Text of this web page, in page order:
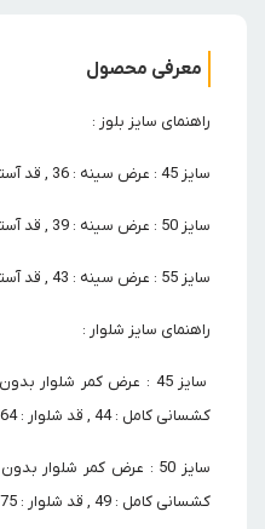
معرفی محصول
راهنمای سایز بلوز :
سایز 45 : عرض سینه : 36 , قد آستین از سرشانه : 45 , قد بلوز : 44
سایز 50 : عرض سینه : 39 , قد آستین از سرشانه : 51 , قد بلوز : 48
سایز 55 : عرض سینه : 43 , قد آستین از سرشانه : 56 , قد بلوز : 54
راهنمای سایز شلوار :
کشسانی کامل : 44 , قد شلوار : 64
کشسانی کامل : 49 , قد شلوار : 75